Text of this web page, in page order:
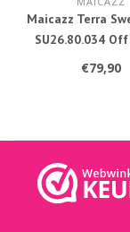
Maicazz Terra
SU26.80.034
€79,90